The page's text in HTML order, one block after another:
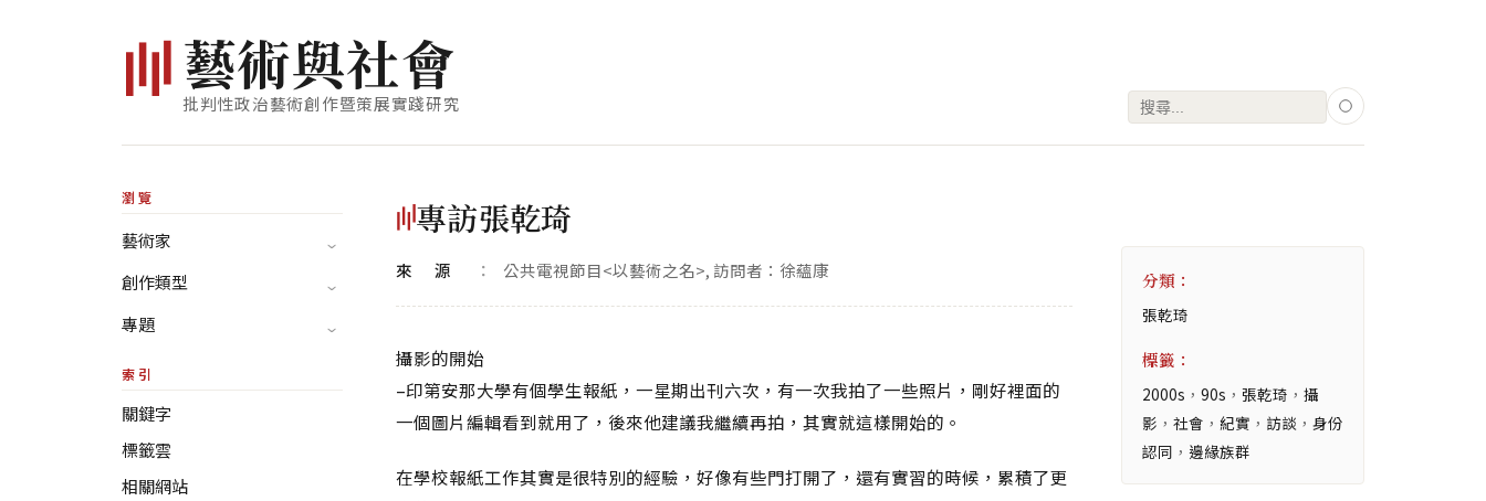
藝術與社會
批判性政治藝術創作暨策展實踐研究
搜
瀏覽
藝術家
創作類型
專題
索引
關鍵字
標籤雲
相關網站
專訪張乾琦
來源 公共電視節目<以藝術之名>, 訪問者：徐蘊康
攝影的開始
–印第安那大學有個學生報紙，一星期出刊六次，有一次我拍了一些照片，剛好裡面的
一個圖片編輯看到就用了，後來他建議我繼續再拍，其實就這樣開始的。
在學校報紙工作其實是很特別的經驗，好像有些門打開了，還有實習的時候，累積了更
分類：
張乾琦
標籤：
2000s ， 90s ， 張乾琦 ， 攝
影 ， 社會 ， 紀實 ， 訪談 ， 身份
認同 ， 邊緣族群